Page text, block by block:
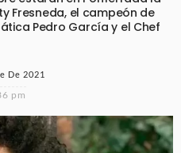
Fresneda, el campeón de
Pedro García y el Chef
De 2021
pm